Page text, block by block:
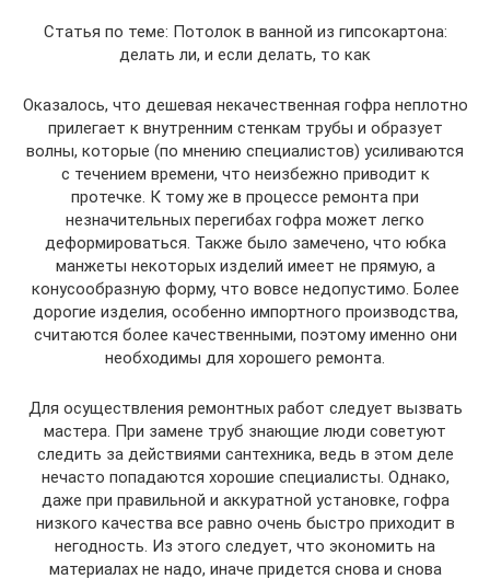
Статья по теме: Потолок в ванной из гипсокартона:
делать ли, и если делать, то как
Оказалось, что дешевая некачественная гофра неплотно
прилегает к внутренним стенкам трубы и образует
волны, которые (по мнению специалистов) усиливаются
с течением времени, что неизбежно приводит к
протечке. К тому же в процессе ремонта при
незначительных перегибах гофра может легко
деформироваться. Также было замечено, что юбка
манжеты некоторых изделий имеет не прямую, а
конусообразную форму, что вовсе недопустимо. Более
дорогие изделия, особенно импортного производства,
считаются более качественными, поэтому именно они
необходимы для хорошего ремонта.
Для осуществления ремонтных работ следует вызвать
мастера. При замене труб знающие люди советуют
следить за действиями сантехника, ведь в этом деле
нечасто попадаются хорошие специалисты. Однако,
даже при правильной и аккуратной установке, гофра
низкого качества все равно очень быстро приходит в
негодность. Из этого следует, что экономить на
материалах не надо, иначе придется снова и снова